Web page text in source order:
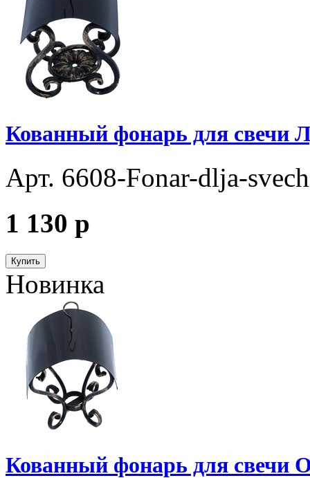
Кованный фонарь для свечи
Арт. 6608-Fonar-dlja-
1 130 p
Купить
Новинка
Кованный фонарь для свечи